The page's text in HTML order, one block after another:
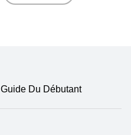
Guide Du Débutant